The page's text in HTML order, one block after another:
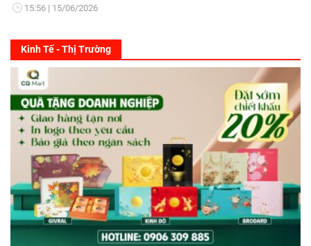
15:56 15/06/2026
Kinh Tế - Thị Trường